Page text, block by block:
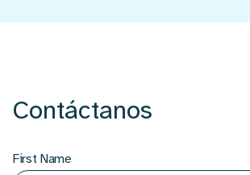
Contáctanos
First Name